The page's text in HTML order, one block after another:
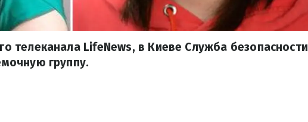
телеканала LifeNews, в Киеве Служба безопасности
группу.